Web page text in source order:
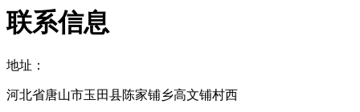
联系信息
地址：
河北省唐山市玉田县陈家铺乡高文铺村西